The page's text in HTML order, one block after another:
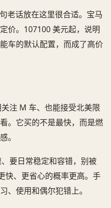
老话放在这里很合适。宝马
价。107100 美元起，说明
车的默认配置，而成了高价
注 M 车、也能接受北美限
。它买的不是最快，而是燃
。
要日常稳定和容错，别被
快、更省心的概率更高。手
、使用和偶尔犯错上。